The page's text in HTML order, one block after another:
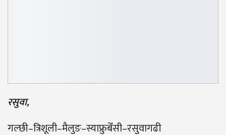
रसुवा,
गल्छी–त्रिशूली–मैलुङ–स्याफ्रुबेँसी–रसुवागढी